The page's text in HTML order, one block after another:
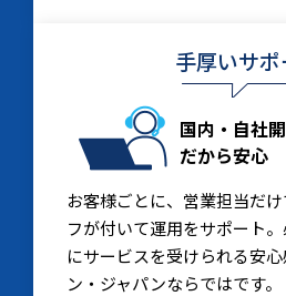
手厚いサポ
国内・自社
だから安心
お客様ごとに、営業担当だ
フが付いて運用をサポート
にサービスを受けられる安
ン・ジャパンならではです。